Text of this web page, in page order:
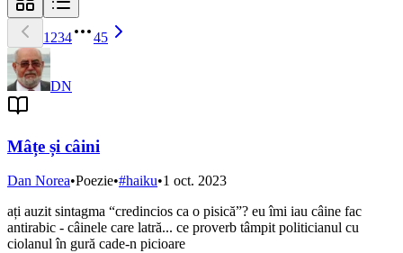
1 234 45
DN
Mâțe și câini
Dan Norea•Poezie•#haiku•1 oct. 2023
ați auzit sintagma “credincios ca o pisică”? eu îmi iau câine fac
antirabic - câinele care latră... ce proverb tâmpit politicianul cu
ciolanul în gură cade-n picioare